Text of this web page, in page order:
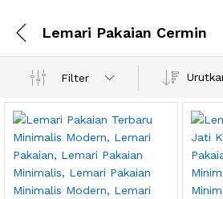
Lemari Pakaian Cermin
Filter